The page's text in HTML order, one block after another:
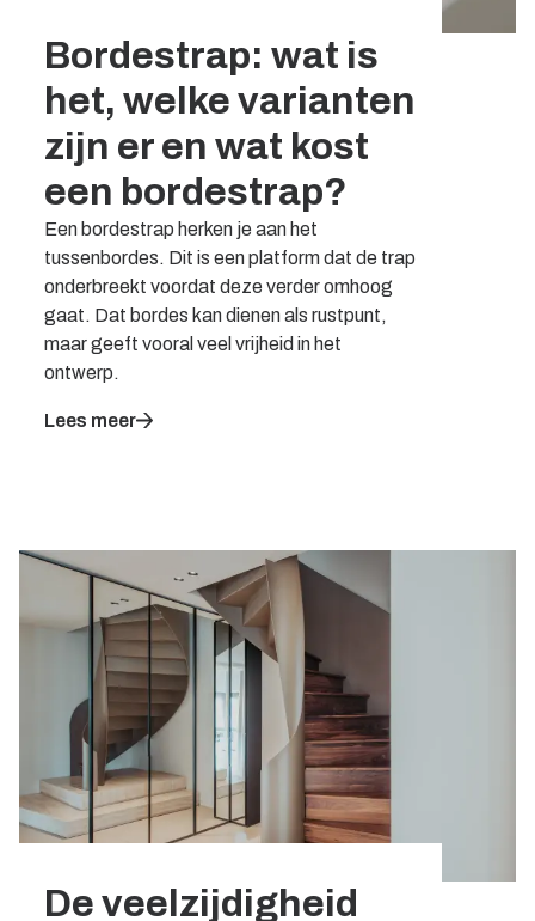
Bordestrap: wat is
het, welke varianten
zijn er en wat kost
een bordestrap?
Een bordestrap herken je aan het
tussenbordes. Dit is een platform dat de trap
onderbreekt voordat deze verder omhoog
gaat. Dat bordes kan dienen als rustpunt,
maar geeft vooral veel vrijheid in het
ontwerp.
Lees meer
De veelzijdigheid